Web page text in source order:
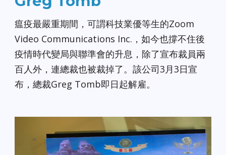
瘟疫最嚴重期間，可謂科技業優等生的Zoom
Video Communications Inc.，如今也撐不住後
疫情時代變局與聯準會的升息，除了宣布裁員兩
百人外，連總裁也被裁掉了。該公司3月3日宣
布，總裁Greg Tomb即日起解雇。